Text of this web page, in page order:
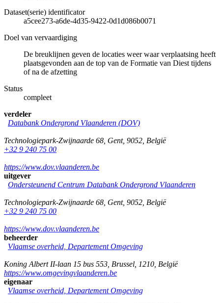
Dataset(serie) identificator
a5cee273-a6de-4d35-9422-0d1d086b0071
Doel van vervaardiging
De breuklijnen geven de locaties weer waar verplaatsing heeft
plaatsgevonden aan de top van de Formatie van Diest tijdens
of na de afzetting
Status
compleet
verdeler
Databank Ondergrond Vlaanderen (DOV)
Technologiepark-Zwijnaarde 68 Gent, 9052 België
+32 9 240 75 00
https://www.dov.vlaanderen.be
uitgever
Ondersteunend Centrum Databank Ondergrond Vlaanderen
Technologiepark-Zwijnaarde 68 Gent, 9052 België
+32 9 240 75 00
https://www.dov.vlaanderen.be
beheerder
Vlaamse overheid, Departement Omgeving
Koning Albert II-laan 15 bus 553 Brussel 1210 België
https://www.omgevingvlaanderen.be
eigenaar
Vlaamse overheid, Departement Omgeving